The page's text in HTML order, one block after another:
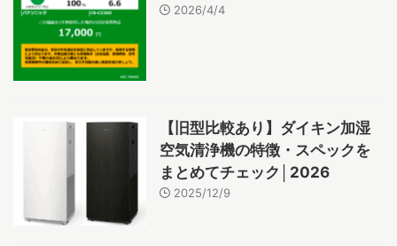
2026/4/4
【旧型比較あり】ダイキン加湿
空気清浄機の特徴・スペックを
まとめてチェック│2026
2025/12/9